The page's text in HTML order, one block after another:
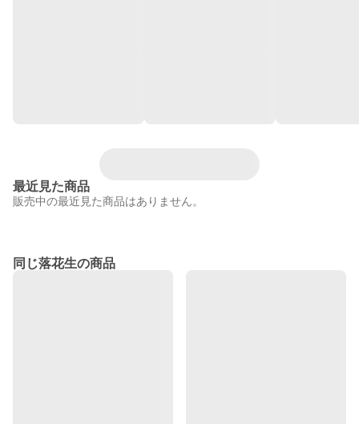
最近見た商品
販売中の最近見た商品はありません。
同じ落花生の商品